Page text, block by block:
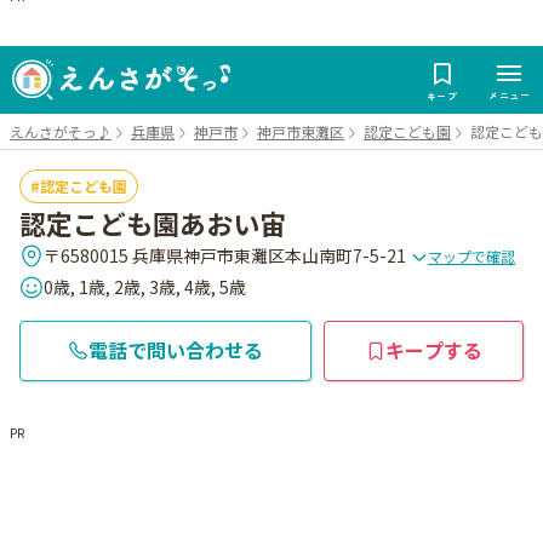
キープ メニュー
えんさがそっ♪ 兵庫県 神戸市 神戸市東灘区 認定こども園 認定こど
認定こども園
認定こども園あおい宙
〒6580015 兵庫県神戸市東灘区本山南町7-5-21 マップで確認
0歳, 1歳, 2歳, 3歳, 4歳, 5歳
電話で問い合わせる キープする
PR